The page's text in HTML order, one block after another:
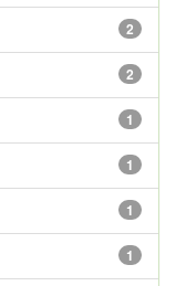
2
2
1
1
1
1